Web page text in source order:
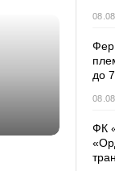
до
ФК